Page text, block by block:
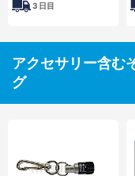
3 日目
アクセサリー含む
グ